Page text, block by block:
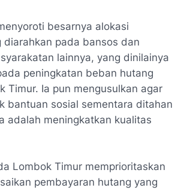
besarnya alokasi
diarahkan pada bansos dan
lainnya, yang dinilainya
peningkatan beban hutang
Timur. Ia pun mengusulkan agar
bantuan sosial sementara ditahan
adalah meningkatkan kualitas
Lombok Timur memprioritaskan
pembayaran hutang yang